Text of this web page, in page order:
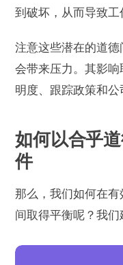
到破坏，从而导致工
注意这些潜在的道
会带来压力。其影
明度、跟踪政策和公
如何以合乎
件
那么，我们如何在
间取得平衡呢？我们